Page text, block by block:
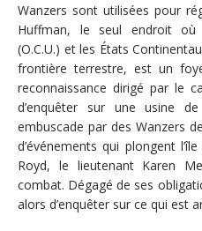
Wanzers sont utilisées pour
Huffman, le seul endroit où
(O.C.U.) et les États
frontière terrestre, est un
reconnaissance dirigé par le
d’enquêter sur une usine
embuscade par des Wanzers
d’événements qui plongent
Royd, le lieutenant Karen
combat. Dégagé de ses
alors d’enquêter sur ce qui est